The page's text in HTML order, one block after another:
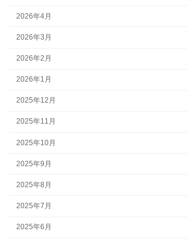
2026年4月
2026年3月
2026年2月
2026年1月
2025年12月
2025年11月
2025年10月
2025年9月
2025年8月
2025年7月
2025年6月